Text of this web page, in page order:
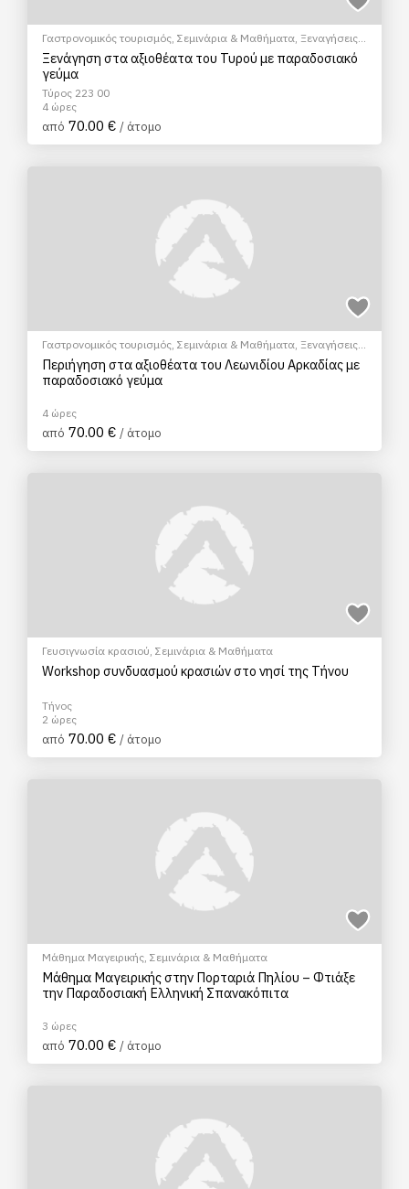
Γαστρονομικός τουρισμός, Σεμινάρια & Μαθήματα, Ξεναγήσεις/
Αξιοθέατα
Πεζοπορία Πόλης Πολιτιστικά - Πολιτισμικά
Ξενάγηση στα αξιοθέατα του Τυρού με παραδοσιακό
γεύμα
Τύρος 223 00
4 ώρες
από 70.00 € / άτομο
Γαστρονομικός τουρισμός, Σεμινάρια & Μαθήματα, Ξεναγήσεις/
Αξιοθέατα
Πεζοπορία Πόλης Πολιτιστικά - Πολιτισμικά
Περιήγηση στα αξιοθέατα του Λεωνιδίου Αρκαδίας με
παραδοσιακό γεύμα
4 ώρες
από 70.00 € / άτομο
Γευσιγνωσία κρασιού, Σεμινάρια & Μαθήματα
Workshop συνδυασμού κρασιών στο νησί της Τήνου
Τήνος
2 ώρες
από 70.00 € / άτομο
Μάθημα Μαγειρικής, Σεμινάρια & Μαθήματα
Μάθημα Μαγειρικής στην Πορταριά Πηλίου – Φτιάξε
την Παραδοσιακή Ελληνική Σπανακόπιτα
3 ώρες
από 70.00 € / άτομο